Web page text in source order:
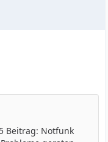
Beitrag: Notfunk